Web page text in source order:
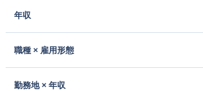
年収
職種 × 雇用形態
勤務地 × 年収